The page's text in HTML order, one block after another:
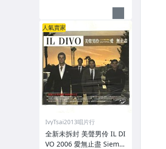
人氣賣家
IvyTsai2013唱片行
全新未拆封 美聲男伶 IL DI
VO 2006 愛無止盡 Siemp